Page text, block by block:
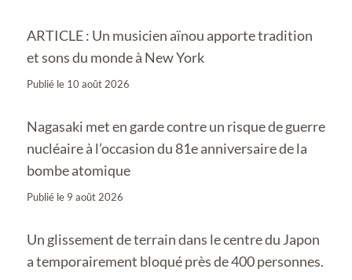
ARTICLE : Un musicien aïnou apporte tradition
et sons du monde à New York
Publié le 10 août 2026
Nagasaki met en garde contre un risque de guerre
nucléaire à l’occasion du 81e anniversaire de la
bombe atomique
Publié le 9 août 2026
Un glissement de terrain dans le centre du Japon
a temporairement bloqué près de 400 personnes.